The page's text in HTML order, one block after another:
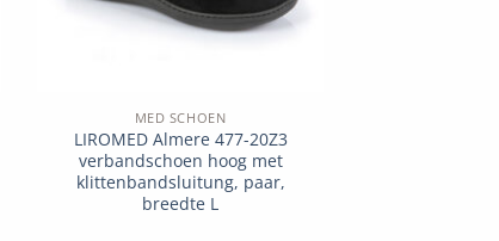
MED SCHOEN
LIROMED Almere 477-20Z3
verbandschoen hoog met
klittenbandsluitung, paar,
breedte L